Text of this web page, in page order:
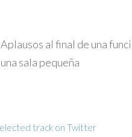
Aplausos al final de una
una sala pequeña